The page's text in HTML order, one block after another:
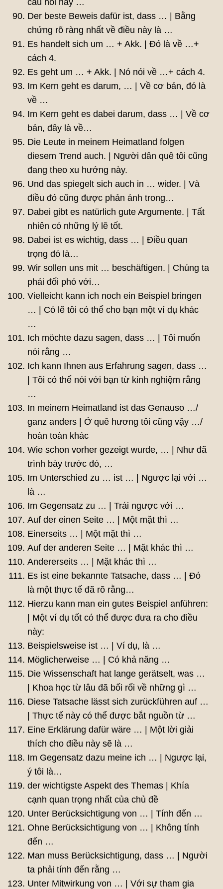
câu hỏi này …
Der beste Beweis dafür ist, dass … | Bằng
chứng rõ ràng nhất về điều này là …
Es handelt sich um … + Akk. | Đó là về …+
cách 4.
Es geht um … + Akk. | Nó nói về …+ cách 4.
Im Kern geht es darum, … | Về cơ bản, đó là
về …
Im Kern geht es dabei darum, dass … | Về cơ
bản, đây là về…
Die Leute in meinem Heimatland folgen
diesem Trend auch. | Người dân quê tôi cũng
đang theo xu hướng này.
Und das spiegelt sich auch in … wider. | Và
điều đó cũng được phản ánh trong…
Dabei gibt es natürlich gute Argumente. | Tất
nhiên có những lý lẽ tốt.
Dabei ist es wichtig, dass … | Điều quan
trọng đó là…
Wir sollen uns mit … beschäftigen. | Chúng ta
phải đối phó với…
Vielleicht kann ich noch ein Beispiel bringen
… | Có lẽ tôi có thể cho bạn một ví dụ khác
…
Ich möchte dazu sagen, dass … | Tôi muốn
nói rằng …
Ich kann Ihnen aus Erfahrung sagen, dass …
| Tôi có thể nói với bạn từ kinh nghiệm rằng
…
In meinem Heimatland ist das Genauso …/
ganz anders | Ở quê hương tôi cũng vậy …/
hoàn toàn khác
Wie schon vorher gezeigt wurde, … | Như đã
trình bày trước đó, …
Im Unterschied zu … ist … | Ngược lại với …
là …
Im Gegensatz zu … | Trái ngược với …
Auf der einen Seite … | Một mặt thì …
Einerseits … | Một mặt thì …
Auf der anderen Seite … | Mặt khác thì …
Andererseits … | Mặt khác thì …
Es ist eine bekannte Tatsache, dass … | Đó
là một thực tế đã rõ rằng…
Hierzu kann man ein gutes Beispiel anführen:
| Một ví dụ tốt có thể được đưa ra cho điều
này:
Beispielsweise ist … | Ví dụ, là …
Möglicherweise … | Có khả năng …
Die Wissenschaft hat lange gerätselt, was …
| Khoa học từ lâu đã bối rối về những gì …
Diese Tatsache lässt sich zurückführen auf …
| Thực tế này có thể được bắt nguồn từ …
Eine Erklärung dafür wäre … | Một lời giải
thích cho điều này sẽ là …
Im Gegensatz dazu meine ich … | Ngược lại,
ý tôi là…
der wichtigste Aspekt des Themas | Khía
cạnh quan trọng nhất của chủ đề
Unter Berücksichtigung von … | Tính đến …
Ohne Berücksichtigung von … | Không tính
đến …
Man muss Berücksichtigung, dass … | Người
ta phải tính đến rằng …
Unter Mitwirkung von … | Với sự tham gia